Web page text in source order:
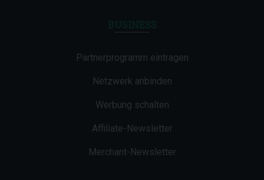
Partnerprogramm eintragen
Netzwerk anbinden
Werbung schalten
Affiliate-Newsletter
Merchant-Newsletter